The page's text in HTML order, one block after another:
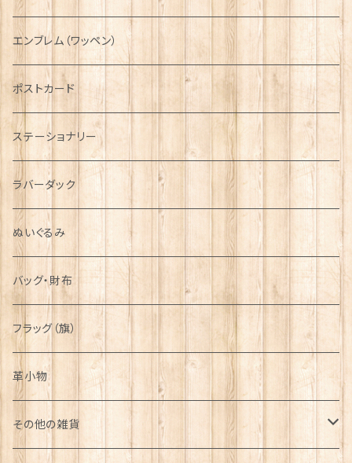
国旗＆紋章
音楽＆楽器
運動＆人物
シンボル
AIRFORCE
ARMY
エンブレム（ワッペン）
ポストカード
ステーショナリー
ラバーダック
ぬいぐるみ
バッグ・財布
フラッグ（旗）
革小物
その他の雑貨